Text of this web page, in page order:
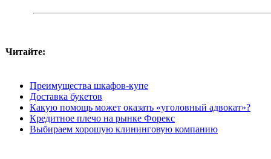
Читайте:
Преимущества шкафов-купе
Доставка букетов
Какую помощь может оказать «уголовный адвокат»?
Кредитное плечо на рынке Форекс
Выбираем хорошую клининговую компанию